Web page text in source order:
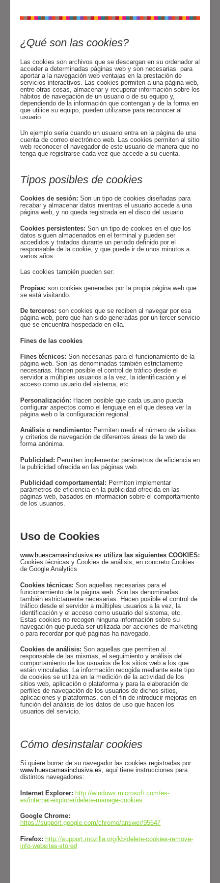
¿Qué son las cookies?
Las cookies son archivos que se descargan en su ordenador al
acceder a determinadas páginas web y son necesarias para
aportar a la navegación web ventajas en la prestación de
servicios interactivos. Las cookies permiten a una página web,
entre otras cosas, almacenar y recuperar información sobre los
hábitos de navegación de un usuario o de su equipo y,
dependiendo de la información que contengan y de la forma en
que utilice su equipo, pueden utilizarse para reconocer al
usuario.
Un ejemplo sería cuando un usuario entra en la página de una
cuenta de correo electrónico web. Las cookies permiten al sitio
web reconocer el navegador de este usuario de manera que no
tenga que registrarse cada vez que accede a su cuenta.
Tipos posibles de cookies
Cookies de sesión: Son un tipo de cookies diseñadas para
recabar y almacenar datos mientras el usuario accede a una
página web, y no queda registrada en el disco del usuario.
Cookies persistentes: Son un tipo de cookies en el que los
datos siguen almacenados en el terminal y pueden ser
accedidos y tratados durante un periodo definido por el
responsable de la cookie, y que puede ir de unos minutos a
varios años.
Las cookies también pueden ser:
Propias: son cookies generadas por la propia página web que
se está visitando.
De terceros: son cookies que se reciben al navegar por esa
página web, pero que han sido generadas por un tercer servicio
que se encuentra hospedado en ella.
Fines de las cookies
Fines técnicos: Son necesarias para el funcionamiento de la
página web. Son las denominadas también estrictamente
necesarias. Hacen posible el control de tráfico desde el
servidor a múltiples usuarios a la vez, la identificación y el
acceso como usuario del sistema, etc.
Personalización: Hacen posible que cada usuario pueda
configurar aspectos como el lenguaje en el que desea ver la
página web o la configuración regional.
Análisis o rendimiento: Permiten medir el número de visitas
y criterios de navegación de diferentes áreas de la web de
forma anónima.
Publicidad: Permiten implementar parámetros de eficiencia en
la publicidad ofrecida en las páginas web.
Publicidad comportamental: Permiten implementar
parámetros de eficiencia en la publicidad ofrecida en las
páginas web, basados en información sobre el comportamiento
de los usuarios.
Uso de Cookies
www.huescamasinclusiva.es utiliza las siguientes COOKIES:
Cookies técnicas y Cookies de análisis, en concreto Cookies
de Google Analytics.
Cookies técnicas: Son aquellas necesarias para el
funcionamiento de la página web. Son las denominadas
también estrictamente necesarias. Hacen posible el control de
tráfico desde el servidor a múltiples usuarios a la vez, la
identificación y el acceso como usuario del sistema, etc.
Estas cookies no recogen ninguna información sobre su
navegación que pueda ser utilizada por acciones de marketing
o para recordar por qué páginas ha navegado.
Cookies de análisis: Son aquellas que permiten al
responsable de las mismas, el seguimiento y análisis del
comportamiento de los usuarios de los sitios web a los que
están vinculadas. La información recogida mediante este tipo
de cookies se utiliza en la medición de la actividad de los
sitios web, aplicación o plataforma y para la elaboración de
perfiles de navegación de los usuarios de dichos sitios,
aplicaciones y plataformas, con el fin de introducir mejoras en
función del análisis de los datos de uso que hacen los
usuarios del servicio.
Cómo desinstalar cookies
Si quiere borrar de su navegador las cookies registradas por
www.huescamasinclusiva.es, aquí tiene instrucciones para
distintos navegadores:
Internet Explorer: http://windows.microsoft.com/es-
es/internet-explorer/delete-manage-cookies
Google Chrome:
https://support.google.com/chrome/answer/95647
Firefox: http://support.mozilla.org/kb/delete-cookies-remove-
info-websites-stored